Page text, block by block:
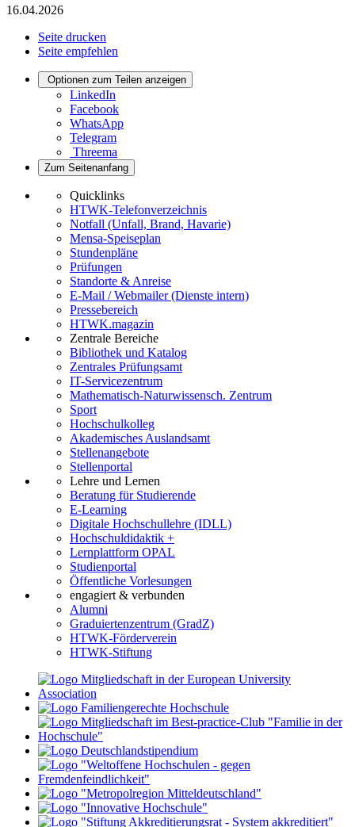
16.04.2026
Seite drucken
Seite empfehlen
Optionen zum Teilen anzeigen
LinkedIn
Facebook
WhatsApp
Telegram
Threema
Zum Seitenanfang
Quicklinks
HTWK-Telefonverzeichnis
Notfall (Unfall, Brand, Havarie)
Mensa-Speiseplan
Stundenpläne
Prüfungen
Standorte & Anreise
E-Mail / Webmailer (Dienste intern)
Pressebereich
HTWK.magazin
Zentrale Bereiche
Bibliothek und Katalog
Zentrales Prüfungsamt
IT-Servicezentrum
Mathematisch-Naturwissensch. Zentrum
Sport
Hochschulkolleg
Akademisches Auslandsamt
Stellenangebote
Stellenportal
Lehre und Lernen
Beratung für Studierende
E-Learning
Digitale Hochschullehre (IDLL)
Hochschuldidaktik +
Lernplattform OPAL
Studienportal
Öffentliche Vorlesungen
engagiert & verbunden
Alumni
Graduiertenzentrum (GradZ)
HTWK-Förderverein
HTWK-Stiftung